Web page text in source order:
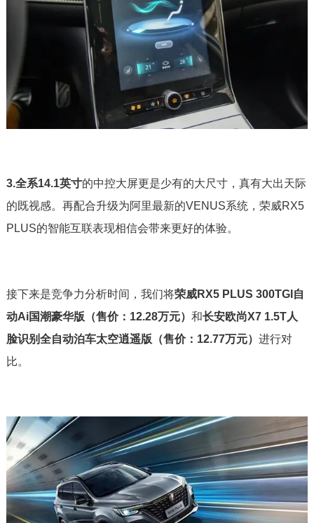
3.全系14.1英寸的中控大屏更是少有的大尺寸，真有大出天际
的既视感。再配合升级为阿里最新的VENUS系统，荣威RX5
PLUS的智能互联表现相信会带来更好的体验。
接下来是竞争力分析时间，我们将荣威RX5 PLUS 300TGI自
动Ai国潮豪华版（售价：12.28万元） 和长安欧尚X7 1.5T人
脸识别全自动泊车太空逍遥版（售价：12.77万元） 进行对
比。